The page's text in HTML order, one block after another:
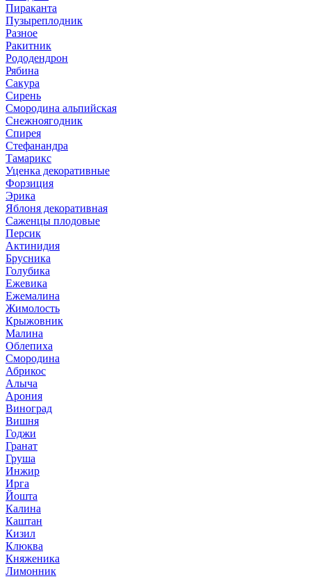
Пираканта
Пузыреплодник
Разное
Ракитник
Рододендрон
Рябина
Сакура
Сирень
Смородина альпийская
Снежноягодник
Спирея
Стефанандра
Тамарикс
Уценка декоративные
Форзиция
Эрика
Яблоня декоративная
Саженцы плодовые
Персик
Актинидия
Брусника
Голубика
Ежевика
Ежемалина
Жимолость
Крыжовник
Малина
Облепиха
Смородина
Абрикос
Алыча
Арония
Виноград
Вишня
Годжи
Гранат
Груша
Инжир
Ирга
Йошта
Калина
Каштан
Кизил
Клюква
Княженика
Лимонник